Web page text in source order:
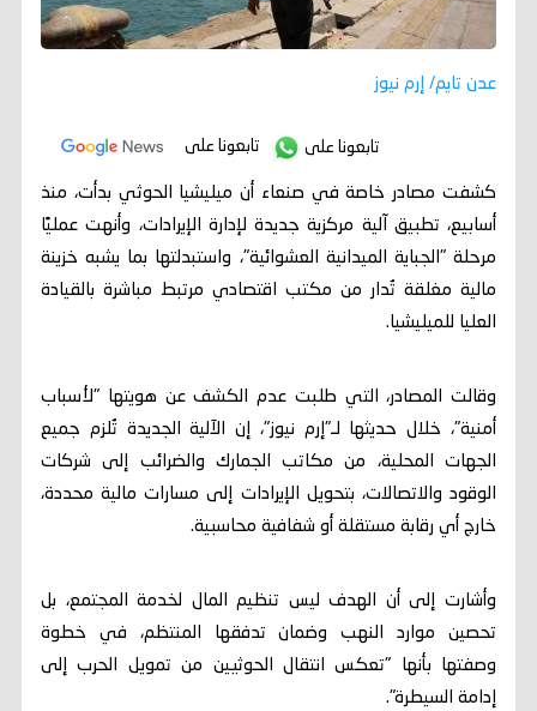
عدن تايم/ إرم نيوز
تابعونا على تابعونا على
كشفت مصادر خاصة في صنعاء أن ميليشيا الحوثي بدأت، منذ
أسابيع، تطبيق آلية مركزية جديدة لإدارة الإيرادات، وأنهت عمليًا
مرحلة "الجباية الميدانية العشوائية"، واستبدلتها بما يشبه خزينة
مالية مغلقة تُدار من مكتب اقتصادي مرتبط مباشرة بالقيادة
العليا للميليشيا.
وقالت المصادر، التي طلبت عدم الكشف عن هويتها "لأسباب
أمنية"، خلال حديثها لـ"إرم نيوز"، إن الآلية الجديدة تُلزم جميع
الجهات المحلية، من مكاتب الجمارك والضرائب إلى شركات
الوقود والاتصالات، بتحويل الإيرادات إلى مسارات مالية محددة،
خارج أي رقابة مستقلة أو شفافية محاسبية.
وأشارت إلى أن الهدف ليس تنظيم المال لخدمة المجتمع، بل
تحصين موارد النهب وضمان تدفقها المنتظم، في خطوة
وصفتها بأنها "تعكس انتقال الحوثيين من تمويل الحرب إلى
إدامة السيطرة".